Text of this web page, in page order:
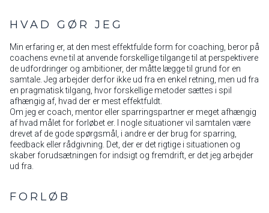
HVAD GØR JEG
Min erfaring er, at den mest effektfulde form for coaching, beror på
coachens evne til at anvende forskellige tilgange til at perspektivere
de udfordringer og ambitioner, der måtte lægge til grund for en
samtale. Jeg arbejder derfor ikke ud fra en enkel retning, men ud fra
en pragmatisk tilgang, hvor forskellige metoder sættes i spil
afhængig af, hvad der er mest effektfuldt.
Om jeg er coach, mentor eller sparringspartner er meget afhængig
af hvad målet for forløbet er. I nogle situationer vil samtalen være
drevet af de gode spørgsmål, i andre er der brug for sparring,
feedback eller rådgivning. Det, der er det rigtige i situationen og
skaber forudsætningen for indsigt og fremdrift, er det jeg arbejder
ud fra.
FORLØB